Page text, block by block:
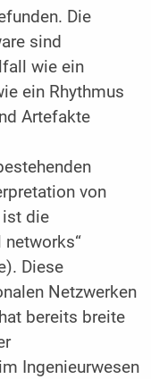
Die
sind
wie ein
ein Rhythmus
Artefakte
von
ist die
networks“
Diese
Netzwerken
bereits breite
Ingenieurwesen